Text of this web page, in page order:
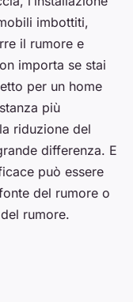
imbottiti,
il rumore e
importa se stai
per un home
più
riduzione del
differenza. E
può essere
del rumore o
rumore.